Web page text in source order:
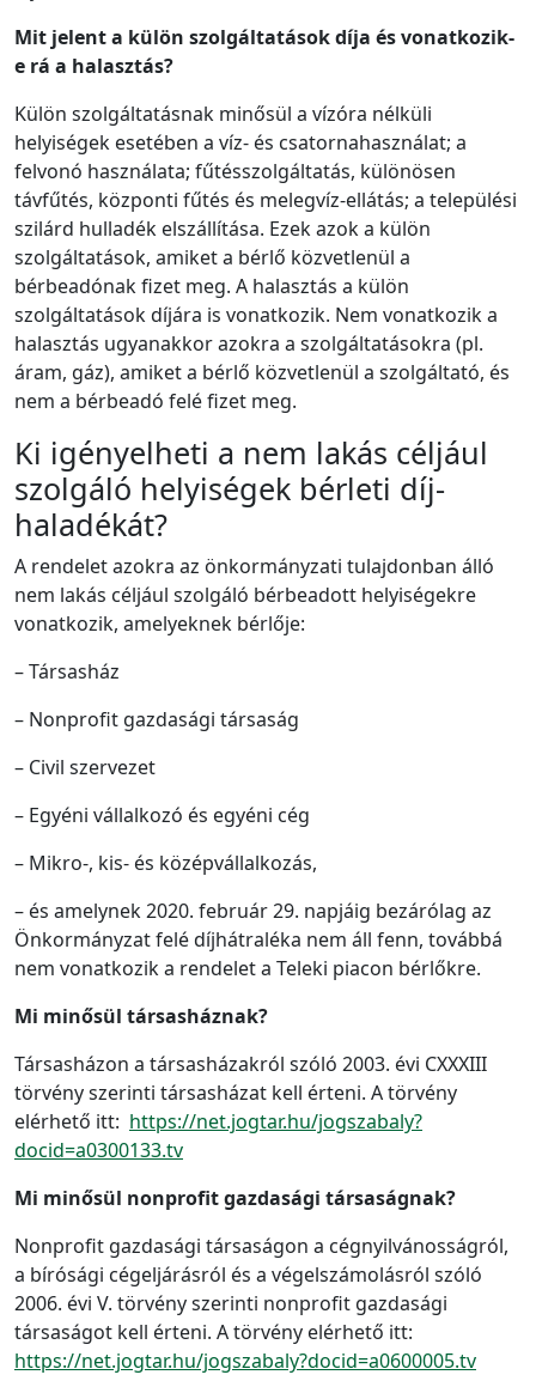
Mit jelent a külön szolgáltatások díja és vonatkozik-
e rá a halasztás?
Külön szolgáltatásnak minősül a vízóra nélküli
helyiségek esetében a víz- és csatornahasználat; a
felvonó használata; fűtésszolgáltatás, különösen
távfűtés, központi fűtés és melegvíz-ellátás; a települési
szilárd hulladék elszállítása. Ezek azok a külön
szolgáltatások, amiket a bérlő közvetlenül a
bérbeadónak fizet meg. A halasztás a külön
szolgáltatások díjára is vonatkozik. Nem vonatkozik a
halasztás ugyanakkor azokra a szolgáltatásokra (pl.
áram, gáz), amiket a bérlő közvetlenül a szolgáltató, és
nem a bérbeadó felé fizet meg.
Ki igényelheti a nem lakás céljául
szolgáló helyiségek bérleti díj-
haladékát?
A rendelet azokra az önkormányzati tulajdonban álló
nem lakás céljául szolgáló bérbeadott helyiségekre
vonatkozik, amelyeknek bérlője:
– Társasház
– Nonprofit gazdasági társaság
– Civil szervezet
– Egyéni vállalkozó és egyéni cég
– Mikro-, kis- és középvállalkozás,
– és amelynek 2020. február 29. napjáig bezárólag az
Önkormányzat felé díjhátraléka nem áll fenn, továbbá
nem vonatkozik a rendelet a Teleki piacon bérlőkre.
Mi minősül társasháznak?
Társasházon a társasházakról szóló 2003. évi CXXXIII
törvény szerinti társasházat kell érteni. A törvény
elérhető itt: https://net.jogtar.hu/jogszabaly?
docid=a0300133.tv
Mi minősül nonprofit gazdasági társaságnak?
Nonprofit gazdasági társaságon a cégnyilvánosságról,
a bírósági cégeljárásról és a végelszámolásról szóló
2006. évi V. törvény szerinti nonprofit gazdasági
társaságot kell érteni. A törvény elérhető itt:
https://net.jogtar.hu/jogszabaly?docid=a0600005.tv